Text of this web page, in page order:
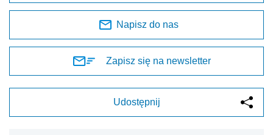
Napisz do nas
Zapisz się na newsletter
Udostępnij